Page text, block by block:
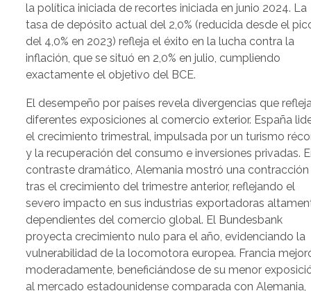
la política iniciada de recortes iniciada en junio 2024. La
tasa de depósito actual del 2,0% (reducida desde el
del 4,0% en 2023) refleja el éxito en la lucha contra la
inflación, que se situó en 2,0% en julio, cumpliendo
exactamente el objetivo del BCE.
El desempeño por países revela divergencias que
diferentes exposiciones al comercio exterior. España
el crecimiento trimestral, impulsada por un turismo
y la recuperación del consumo e inversiones privadas.
contraste dramático, Alemania mostró una contracción
tras el crecimiento del trimestre anterior, reflejando el
severo impacto en sus industrias exportadoras
dependientes del comercio global. El Bundesbank
proyecta crecimiento nulo para el año, evidenciando la
vulnerabilidad de la locomotora europea. Francia
moderadamente, beneficiándose de su menor
al mercado estadounidense comparada con Alemania,